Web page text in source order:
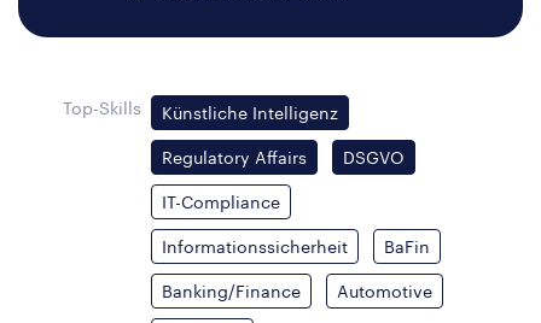
Top-Skills Künstliche Intelligenz
Regulatory Affairs DSGVO
IT-Compliance
Informationssicherheit BaFin
Banking/Finance Automotive